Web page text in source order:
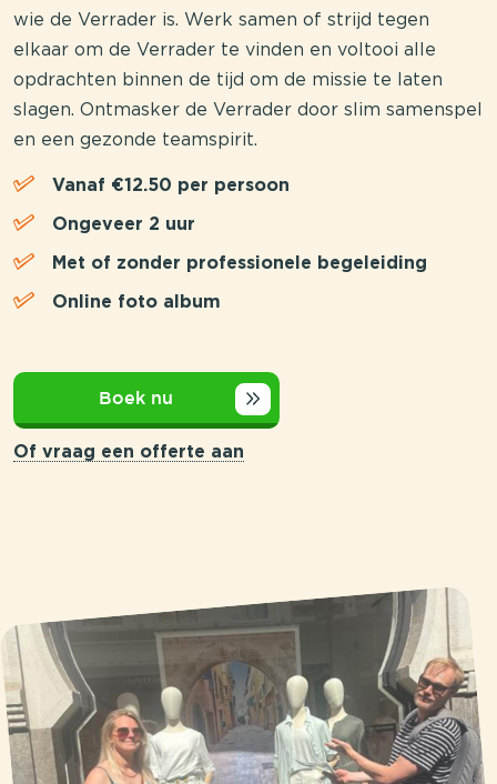
wie de Verrader is. Werk samen of strijd tegen
elkaar om de Verrader te vinden en voltooi alle
opdrachten binnen de tijd om de missie te laten
slagen. Ontmasker de Verrader door slim samenspel
en een gezonde teamspirit.
Vanaf €12.50 per persoon
Ongeveer 2 uur
Met of zonder professionele begeleiding
Online foto album
Boek nu
Of vraag een offerte aan